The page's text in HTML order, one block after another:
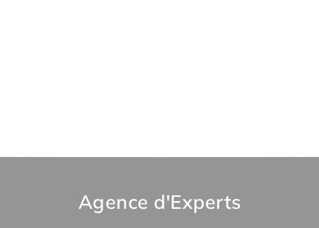
Agence d'Experts